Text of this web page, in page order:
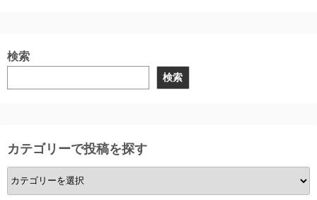
検索
検索
カテゴリーで投稿を探す
カ
テ